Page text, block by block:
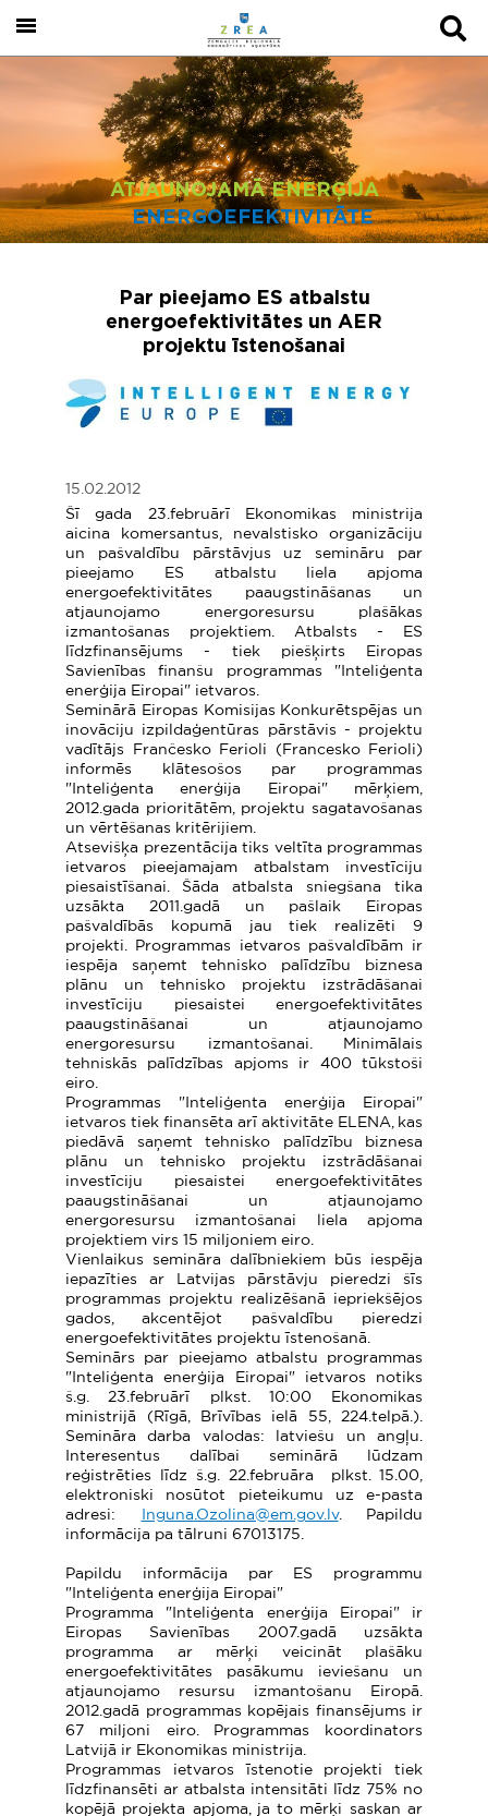
ATJAUNOJAMĀ ENERĢIJA
ENERGOEFEKTIVITĀTE
Par pieejamo ES atbalstu
energoefektivitātes un AER
projektu īstenošanai
15.02.2012
Šī gada 23.februārī Ekonomikas ministrija
aicina komersantus, nevalstisko organizāciju
un pašvaldību pārstāvjus uz semināru par
pieejamo ES atbalstu liela apjoma
energoefektivitātes paaugstināšanas un
atjaunojamo energoresursu plašākas
izmantošanas projektiem. Atbalsts - ES
līdzfinansējums - tiek piešķirts Eiropas
Savienības finanšu programmas "Inteliģenta
enerģija Eiropai" ietvaros.
Seminārā Eiropas Komisijas Konkurētspējas un
inovāciju izpildaģentūras pārstāvis - projektu
vadītājs Frančesko Ferioli (Francesko Ferioli)
informēs klātesošos par programmas
"Inteliģenta enerģija Eiropai" mērķiem,
2012.gada prioritātēm, projektu sagatavošanas
un vērtēšanas kritērijiem.
Atsevišķa prezentācija tiks veltīta programmas
ietvaros pieejamajam atbalstam investīciju
piesaistīšanai. Šāda atbalsta sniegšana tika
uzsākta 2011.gadā un pašlaik Eiropas
pašvaldībās kopumā jau tiek realizēti 9
projekti. Programmas ietvaros pašvaldībām ir
iespēja saņemt tehnisko palīdzību biznesa
plānu un tehnisko projektu izstrādāšanai
investīciju piesaistei energoefektivitātes
paaugstināšanai un atjaunojamo
energoresursu izmantošanai. Minimālais
tehniskās palīdzības apjoms ir 400 tūkstoši
eiro.
Programmas "Inteliģenta enerģija Eiropai"
ietvaros tiek finansēta arī aktivitāte ELENA, kas
piedāvā saņemt tehnisko palīdzību biznesa
plānu un tehnisko projektu izstrādāšanai
investīciju piesaistei energoefektivitātes
paaugstināšanai un atjaunojamo
energoresursu izmantošanai liela apjoma
projektiem virs 15 miljoniem eiro.
Vienlaikus semināra dalībniekiem būs iespēja
iepazīties ar Latvijas pārstāvju pieredzi šīs
programmas projektu realizēšanā iepriekšējos
gados, akcentējot pašvaldību pieredzi
energoefektivitātes projektu īstenošanā.
Seminārs par pieejamo atbalstu programmas
"Inteliģenta enerģija Eiropai" ietvaros notiks
š.g. 23.februārī plkst. 10:00 Ekonomikas
ministrijā (Rīgā, Brīvības ielā 55, 224.telpā.).
Semināra darba valodas: latviešu un angļu.
Interesentus dalībai seminārā lūdzam
reģistrēties līdz š.g. 22.februāra plkst. 15.00,
elektroniski nosūtot pieteikumu uz e-pasta
adresi:
Inguna.Ozolina@em.gov.lv. Papildu
informācija pa tālruni 67013175.
Papildu informācija par ES programmu
"Inteliģenta enerģija Eiropai"
Programma "Inteliģenta enerģija Eiropai" ir
Eiropas Savienības 2007.gadā uzsākta
programma ar mērķi veicināt plašāku
energoefektivitātes pasākumu ieviešanu un
atjaunojamo resursu izmantošanu Eiropā.
2012.gadā programmas kopējais finansējums ir
67 miljoni eiro. Programmas koordinators
Latvijā ir Ekonomikas ministrija.
Programmas ietvaros īstenotie projekti tiek
līdzfinansēti ar atbalsta intensitāti līdz 75% no
kopējā projekta apjoma, ja to mērķi saskan ar